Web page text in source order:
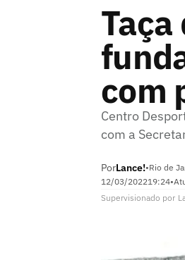
com
Centro
com a
PorLance!•Rio de
12/03/202219:24•
Supervisionado por